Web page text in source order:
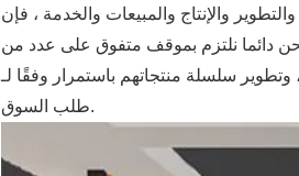
سلسلة منتجاتهم باستمرار وفقًا لـ
طلب السوق.